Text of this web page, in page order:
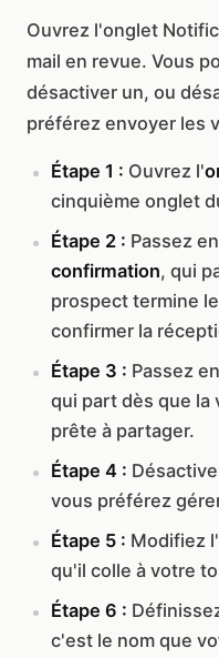
Ouvrez l'onglet
mail en revue. Vous
désactiver un, ou
préférez envoyer les
Étape 1 : Ouvrez l'
cinquième onglet
Étape 2 : Passez
confirmation, qui
prospect termine
confirmer la
Étape 3 : Passez
qui part dès que la
prête à partager.
Étape 4 :
vous préférez
Étape 5 : Modifiez l'
qu'il colle à votre
Étape 6 :
c'est le nom que